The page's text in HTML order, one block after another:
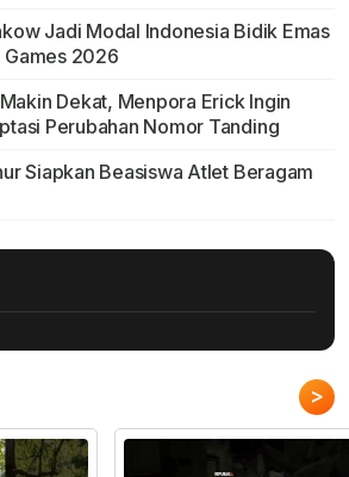
Jadi Modal Indonesia Bidik Emas
Games 2026
Dekat, Menpora Erick Ingin
Perubahan Nomor Tanding
Siapkan Beasiswa Atlet Beragam
>